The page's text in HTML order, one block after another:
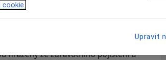
nové pacienty
hrazeny ze zdravotního pojištění u
cookie.
Upravit